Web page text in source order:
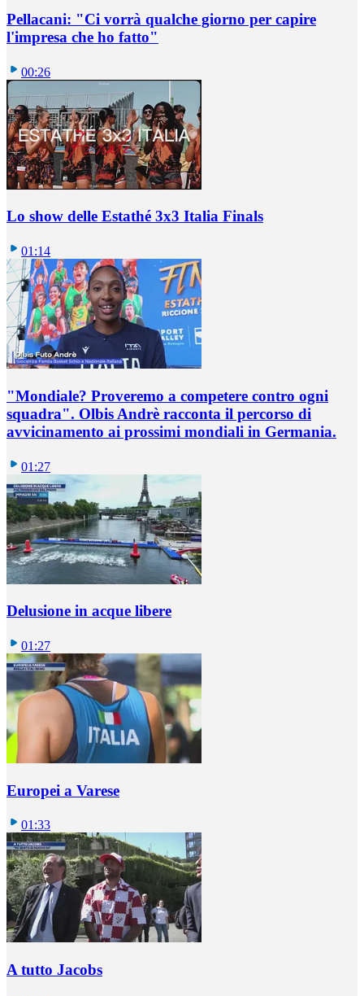
Pellacani: "Ci vorrà qualche giorno per capire
l'impresa che ho fatto"
00:26
Lo show delle Estathé 3x3 Italia Finals
01:14
"Mondiale? Proveremo a competere contro ogni
squadra". Olbis Andrè racconta il percorso di
avvicinamento ai prossimi mondiali in Germania.
01:27
Delusione in acque libere
01:27
Europei a Varese
01:33
A tutto Jacobs